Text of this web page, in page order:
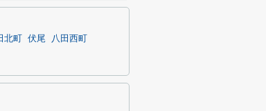
北町 伏尾
八田西町